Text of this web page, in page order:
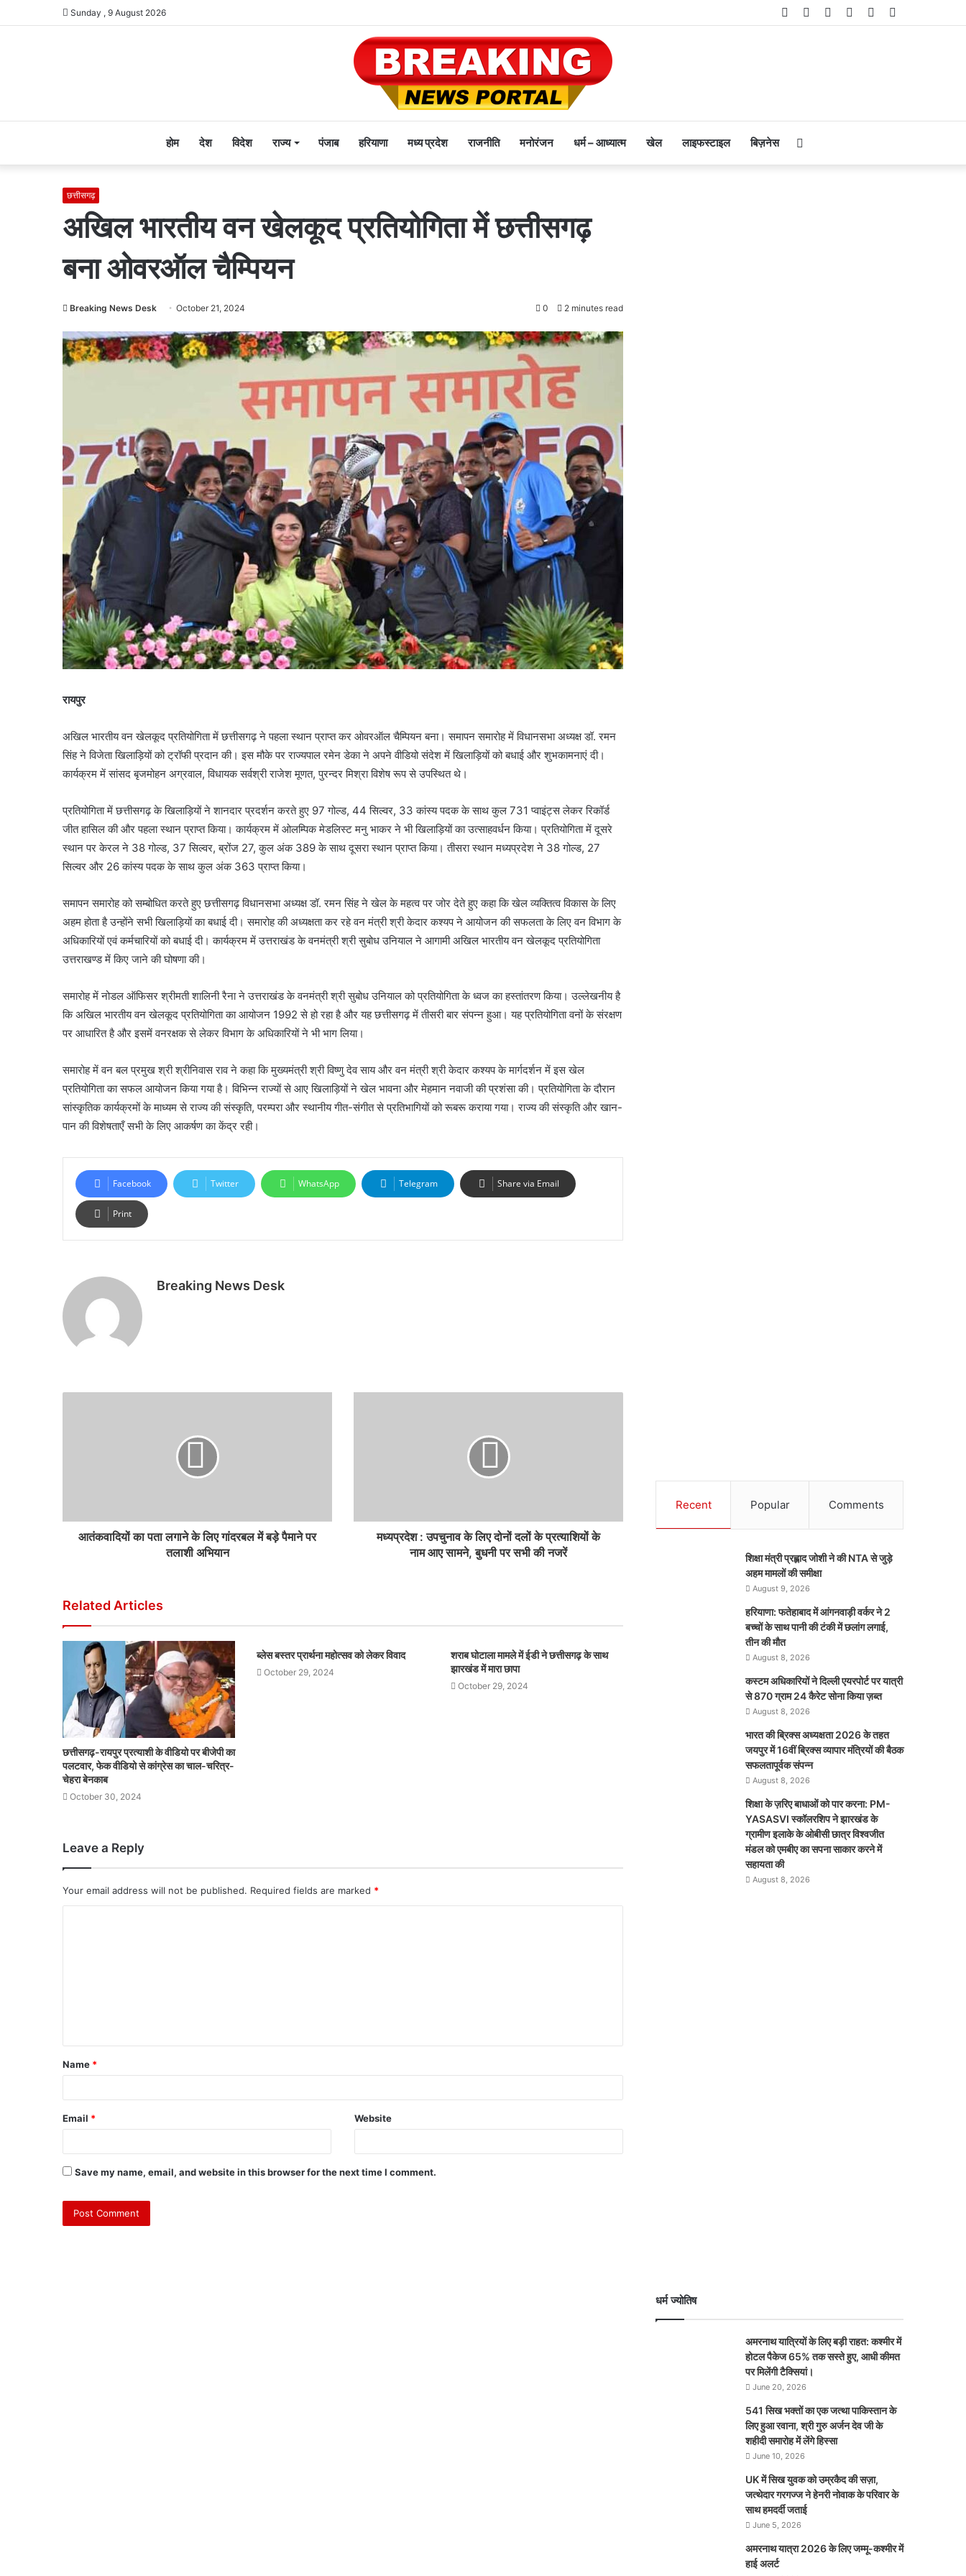
Sunday , 9 August 2026 Telegram
Instagram
YouTube
Twitter
Facebook
होम देश विदेश राज्य पंजाब हरियाणा मध्य प्रदेश राजनीति मनोरंजन धर्म – आध्यात्म खेल लाइफस्टाइल बिज़नेस
छत्तीसगढ़
अखिल भारतीय वन खेलकूद प्रतियोगिता में छत्तीसगढ़
बना ओवरऑल चैम्पियन
Breaking News Desk October 21, 2024 0 2 minutes read
रायपुर
अखिल भारतीय वन खेलकूद प्रतियोगिता में छत्तीसगढ़ ने पहला स्थान प्राप्त कर ओवरऑल चैम्पियन बना। समापन समारोह में विधानसभा अध्यक्ष डॉ. रमन
सिंह ने विजेता खिलाड़ियों को ट्रॉफी प्रदान की। इस मौके पर राज्यपाल रमेन डेका ने अपने वीडियो संदेश में खिलाड़ियों को बधाई और शुभकामनाएं दी।
कार्यक्रम में सांसद बृजमोहन अग्रवाल, विधायक सर्वश्री राजेश मूणत, पुरन्दर मिश्रा विशेष रूप से उपस्थित थे।
प्रतियोगिता में छत्तीसगढ़ के खिलाड़ियों ने शानदार प्रदर्शन करते हुए 97 गोल्ड, 44 सिल्वर, 33 कांस्य पदक के साथ कुल 731 प्वाइंट्स लेकर रिकॉर्ड
जीत हासिल की और पहला स्थान प्राप्त किया। कार्यक्रम में ओलम्पिक मेडलिस्ट मनु भाकर ने भी खिलाड़ियों का उत्साहवर्धन किया। प्रतियोगिता में दूसरे
स्थान पर केरल ने 38 गोल्ड, 37 सिल्वर, ब्रोंज 27, कुल अंक 389 के साथ दूसरा स्थान प्राप्त किया। तीसरा स्थान मध्यप्रदेश ने 38 गोल्ड, 27
सिल्वर और 26 कांस्य पदक के साथ कुल अंक 363 प्राप्त किया।
समापन समारोह को सम्बोधित करते हुए छत्तीसगढ़ विधानसभा अध्यक्ष डॉ. रमन सिंह ने खेल के महत्व पर जोर देते हुए कहा कि खेल व्यक्तित्व विकास के लिए
अहम होता है उन्होंने सभी खिलाड़ियों का बधाई दी। समारोह की अध्यक्षता कर रहे वन मंत्री श्री केदार कश्यप ने आयोजन की सफलता के लिए वन विभाग के
अधिकारियों एवं कर्मचारियों को बधाई दी। कार्यक्रम में उत्तराखंड के वनमंत्री श्री सुबोध उनियाल ने आगामी अखिल भारतीय वन खेलकूद प्रतियोगिता
उत्तराखण्ड में किए जाने की घोषणा की।
समारोह में नोडल ऑफिसर श्रीमती शालिनी रैना ने उत्तराखंड के वनमंत्री श्री सुबोध उनियाल को प्रतियोगिता के ध्वज का हस्तांतरण किया। उल्लेखनीय है
कि अखिल भारतीय वन खेलकूद प्रतियोगिता का आयोजन 1992 से हो रहा है और यह छत्तीसगढ़ में तीसरी बार संपन्न हुआ। यह प्रतियोगिता वनों के संरक्षण
पर आधारित है और इसमें वनरक्षक से लेकर विभाग के अधिकारियों ने भी भाग लिया।
समारोह में वन बल प्रमुख श्री श्रीनिवास राव ने कहा कि मुख्यमंत्री श्री विष्णु देव साय और वन मंत्री श्री केदार कश्यप के मार्गदर्शन में इस खेल
प्रतियोगिता का सफल आयोजन किया गया है। विभिन्न राज्यों से आए खिलाड़ियों ने खेल भावना और मेहमान नवाजी की प्रशंसा की। प्रतियोगिता के दौरान
सांस्कृतिक कार्यक्रमों के माध्यम से राज्य की संस्कृति, परम्परा और स्थानीय गीत-संगीत से प्रतिभागियों को रूबरू कराया गया। राज्य की संस्कृति और खान-
पान की विशेषताएँ सभी के लिए आकर्षण का केंद्र रही।
Facebook Twitter WhatsApp Telegram Share via Email
Print
Breaking News Desk
आतंकवादियों का पता लगाने के लिए गांदरबल में बड़े पैमाने पर
तलाशी अभियान
मध्यप्रदेश : उपचुनाव के लिए दोनों दलों के प्रत्याशियों के
नाम आए सामने, बुधनी पर सभी की नजरें
Related Articles
छत्तीसगढ़-रायपुर प्रत्याशी के वीडियो पर बीजेपी का
पलटवार, फेक वीडियो से कांग्रेस का चाल-चरित्र-
चेहरा बेनकाब
October 30, 2024
ब्लेस बस्तर प्रार्थना महोत्सव को लेकर विवाद
October 29, 2024
शराब घोटाला मामले में ईडी ने छत्तीसगढ़ के साथ
झारखंड में मारा छापा
October 29, 2024
Leave a Reply
Your email address will not be published. Required fields are marked *
Name *
Email * Website
Save my name, email, and website in this browser for the next time I comment.
Recent Popular Comments
शिक्षा मंत्री प्रह्लाद जोशी ने की NTA से जुड़े
अहम मामलों की समीक्षा
August 9, 2026
हरियाणा: फतेहाबाद में आंगनवाड़ी वर्कर ने 2
बच्चों के साथ पानी की टंकी में छलांग लगाई,
तीन की मौत
August 8, 2026
कस्टम अधिकारियों ने दिल्ली एयरपोर्ट पर यात्री
से 870 ग्राम 24 कैरेट सोना किया ज़ब्त
August 8, 2026
भारत की ब्रिक्‍स अध्यक्षता 2026 के तहत
जयपुर में 16वीं ब्रिक्‍स व्यापार मंत्रियों की बैठक
सफलतापूर्वक संपन्न
August 8, 2026
शिक्षा के ज़रिए बाधाओं को पार करना: PM-
YASASVI स्कॉलरशिप ने झारखंड के
ग्रामीण इलाके के ओबीसी छात्र विश्वजीत
मंडल को एमबीए का सपना साकार करने में
सहायता की
August 8, 2026
धर्म ज्योतिष
अमरनाथ यात्रियों के लिए बड़ी राहत: कश्मीर में
होटल पैकेज 65% तक सस्ते हुए, आधी कीमत
पर मिलेंगी टैक्सियां।
June 20, 2026
541 सिख भक्तों का एक जत्था पाकिस्तान के
लिए हुआ रवाना, श्री गुरु अर्जन देव जी के
शहीदी समारोह में लेंगे हिस्सा
June 10, 2026
UK में सिख युवक को उम्रकैद की सज़ा,
जत्थेदार गरगज्ज ने हेनरी नोवाक के परिवार के
साथ हमदर्दी जताई
June 5, 2026
अमरनाथ यात्रा 2026 के लिए जम्मू-कश्मीर में
हाई अलर्ट